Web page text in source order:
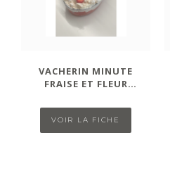
VACHERIN MINUTE
FRAISE ET FLEUR
VOIR LA FICHE